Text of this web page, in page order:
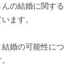
の結婚に関する
ます。
婚の可能性につ